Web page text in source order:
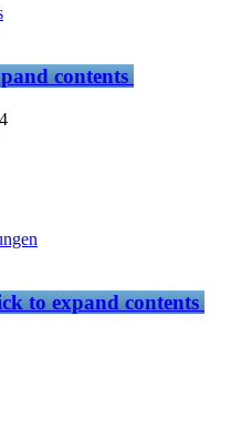
contents
to expand contents